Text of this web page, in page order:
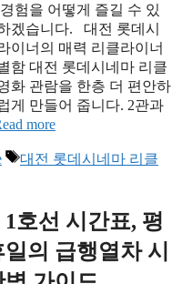
험을 어떻게 즐길 수 있
겠습니다. 대전 롯데시
이너의 매력 리클라이너
함 대전 롯데시네마 리클
화 관람을 한층 더 편안하
게 만들어 줍니다. 2관과
more
Tags
대전 롯데시네마 리클
1호선 시간표, 평
의 급행열차 시